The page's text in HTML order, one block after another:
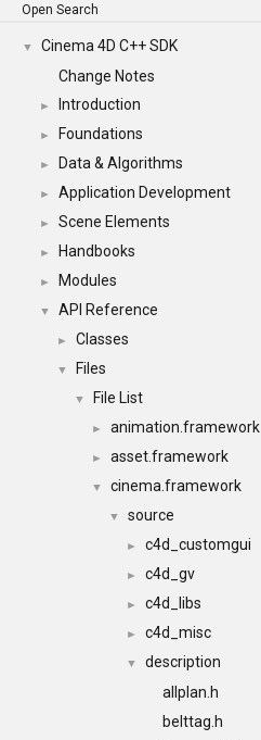
Open Search
▼
Cinema 4D C++ SDK
Change Notes
► Introduction
► Foundations
► Data & Algorithms
► Application Development
► Scene Elements
► Handbooks
► Modules
▼ API Reference
► Classes
▼ Files
▼ File List
► animation.framework
► asset.framework
▼ cinema.framework
▼ source
► c4d_customgui
► c4d_gv
► c4d_libs
► c4d_misc
▼
description
allplan.h
belttag.h